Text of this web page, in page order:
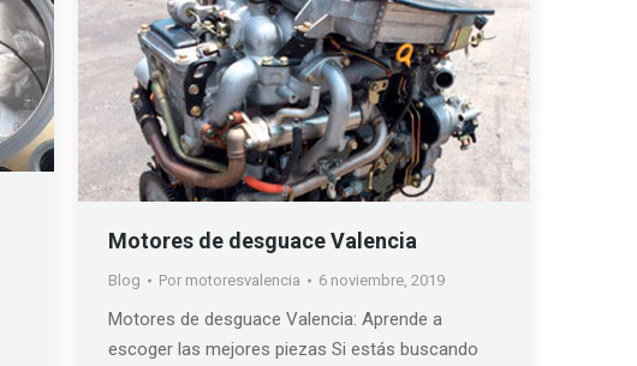
Motores de desguace Valencia
Blog Por motoresvalencia 6 noviembre, 2019
Motores de desguace Valencia: Aprende a
escoger las mejores piezas Si estás buscando